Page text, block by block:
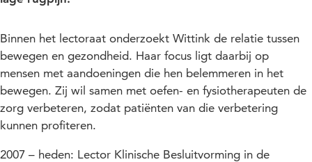
Binnen het lectoraat onderzoekt Wittink de relatie tussen
bewegen en gezondheid. Haar focus ligt daarbij op
mensen met aandoeningen die hen belemmeren in het
bewegen. Zij wil samen met oefen- en fysiotherapeuten de
zorg verbeteren, zodat patiënten van die verbetering
kunnen profiteren.
2007 – heden: Lector Klinische Besluitvorming in de